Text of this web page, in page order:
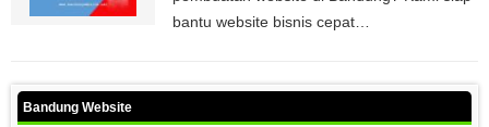
bantu website bisnis cepat…
Bandung Website